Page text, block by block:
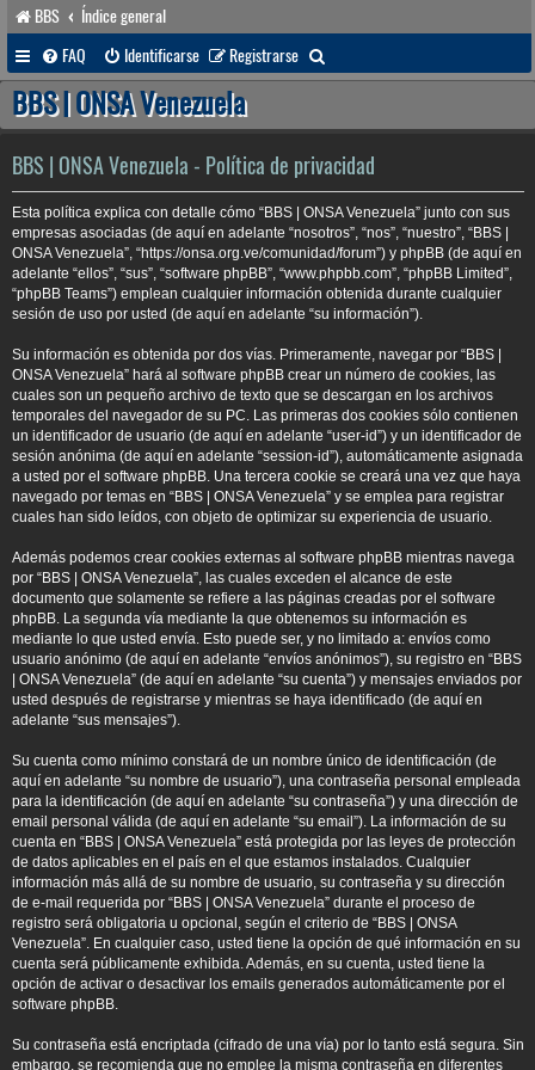
BBS
Índice general
FAQ
Identificarse Registrarse
u
a
r
BBS | ONSA Venezuela
BBS | ONSA Venezuela - Política de privacidad
Esta política explica con detalle cómo “BBS | ONSA Venezuela” junto con sus
empresas asociadas (de aquí en adelante “nosotros”, “nos”, “nuestro”, “BBS |
ONSA Venezuela”, “https://onsa.org.ve/comunidad/forum”) y phpBB (de aquí en
adelante “ellos”, “sus”, “software phpBB”, “www.phpbb.com”, “phpBB Limited”,
“phpBB Teams”) emplean cualquier información obtenida durante cualquier
sesión de uso por usted (de aquí en adelante “su información”).
Su información es obtenida por dos vías. Primeramente, navegar por “BBS |
ONSA Venezuela” hará al software phpBB crear un número de cookies, las
cuales son un pequeño archivo de texto que se descargan en los archivos
temporales del navegador de su PC. Las primeras dos cookies sólo contienen
un identificador de usuario (de aquí en adelante “user-id”) y un identificador de
sesión anónima (de aquí en adelante “session-id”), automáticamente asignada
a usted por el software phpBB. Una tercera cookie se creará una vez que haya
navegado por temas en “BBS | ONSA Venezuela” y se emplea para registrar
cuales han sido leídos, con objeto de optimizar su experiencia de usuario.
Además podemos crear cookies externas al software phpBB mientras navega
por “BBS | ONSA Venezuela”, las cuales exceden el alcance de este
documento que solamente se refiere a las páginas creadas por el software
phpBB. La segunda vía mediante la que obtenemos su información es
mediante lo que usted envía. Esto puede ser, y no limitado a: envíos como
usuario anónimo (de aquí en adelante “envíos anónimos”), su registro en “BBS
| ONSA Venezuela” (de aquí en adelante “su cuenta”) y mensajes enviados por
usted después de registrarse y mientras se haya identificado (de aquí en
adelante “sus mensajes”).
Su cuenta como mínimo constará de un nombre único de identificación (de
aquí en adelante “su nombre de usuario”), una contraseña personal empleada
para la identificación (de aquí en adelante “su contraseña”) y una dirección de
email personal válida (de aquí en adelante “su email”). La información de su
cuenta en “BBS | ONSA Venezuela” está protegida por las leyes de protección
de datos aplicables en el país en el que estamos instalados. Cualquier
información más allá de su nombre de usuario, su contraseña y su dirección
de e-mail requerida por “BBS | ONSA Venezuela” durante el proceso de
registro será obligatoria u opcional, según el criterio de “BBS | ONSA
Venezuela”. En cualquier caso, usted tiene la opción de qué información en su
cuenta será públicamente exhibida. Además, en su cuenta, usted tiene la
opción de activar o desactivar los emails generados automáticamente por el
software phpBB.
Su contraseña está encriptada (cifrado de una vía) por lo tanto está segura. Sin
embargo, se recomienda que no emplee la misma contraseña en diferentes